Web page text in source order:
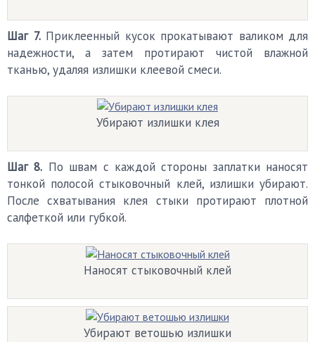
Шаг 7.Приклеенный кусок прокатывают валиком для
надежности, а затем протирают чистой влажной
тканью, удаляя излишки клеевой смеси.
Убирают излишки клея
Шаг 8. По швам с каждой стороны заплатки наносят
тонкой полосой стыковочный клей, излишки убирают.
После схватывания клея стыки протирают плотной
салфеткой или губкой.
Наносят стыковочный клей
Убирают ветошью излишки